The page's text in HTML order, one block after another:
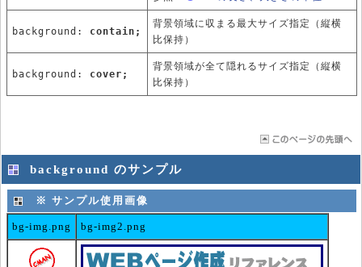
background: contain;
背景領域に収まる最大サイズ指定（縦横
比保持）
background: cover;
背景領域が全て隠れるサイズ指定（縦横
比保持）
background のサンプル
※ サンプル使用画像
bg-img.png bg-img2.png